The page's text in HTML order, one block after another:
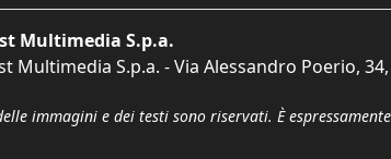
Multimedia S.p.a.
Multimedia S.p.a. - Via Alessandro Poerio, 34,
immagini e dei testi sono riservati. È